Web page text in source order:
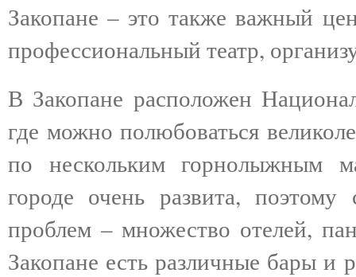
Закопане – это также важный
профессиональный театр,
В Закопане расположен
где можно полюбоваться
по нескольким горнолыжным
городе очень развита,
проблем – множество отелей,
Закопане есть различные бары и